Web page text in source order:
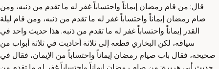
قال: من قام رمضان إيماناً واحتساباً غفر له ما تقدم من ذنبه، ومن
صام رمضان إيماناً واحتساباً غفر له ما تقدم من ذنبه، ومن قام ليلة
القدر إيماناً واحتساباً غفر له ما تقدم من ذنبه. هذا حديث واحد في
سياقه، لكن البخاري قطعه إلى ثلاثة أحاديث في ثلاثة أبواب من
صحيحه، فقال باب صيام رمضان إيماناً واحتساباً من الإيمان، فقال في